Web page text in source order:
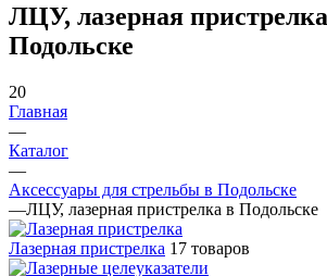
ЛЦУ, лазерная
Подольске
20
Главная
—
Каталог
—
Аксессуары для стрельбы в Подольске
—ЛЦУ, лазерная пристрелка в Подольске
Лазерная пристрелка 17 товаров